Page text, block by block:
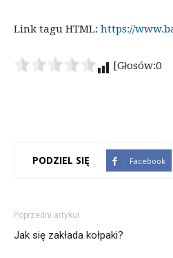
Link tagu HTML: https://
[Głosów:0
PODZIEL SIĘ Facebook
Poprzedni artykuł
Jak się zakłada kołpaki?